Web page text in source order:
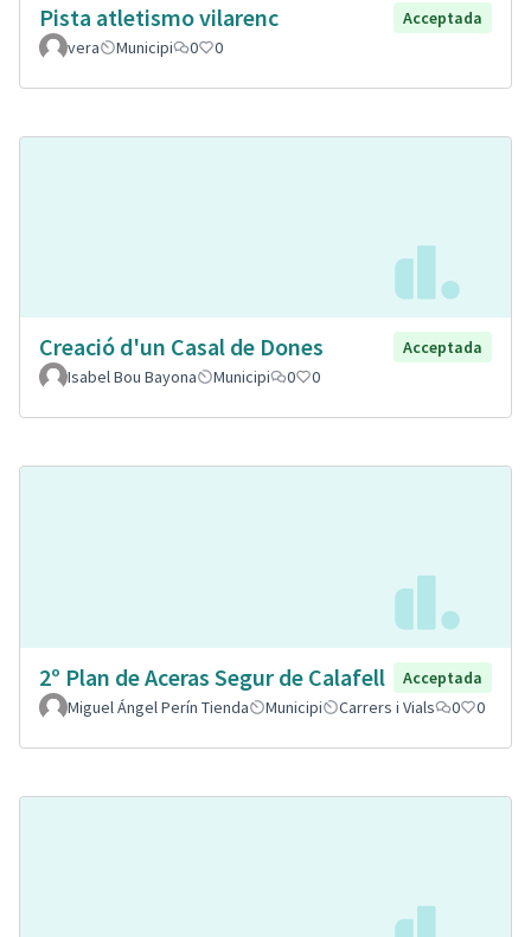
Pista atletismo vilarenc
Acceptada
vera
Municipi 0 0
Creació d'un Casal de Dones
Acceptada
Isabel Bou Bayona
Municipi 0 0
2º Plan de Aceras Segur de Calafell
Acceptada
Miguel Ángel Perín Tienda
Municipi Carrers i Vials 0 0